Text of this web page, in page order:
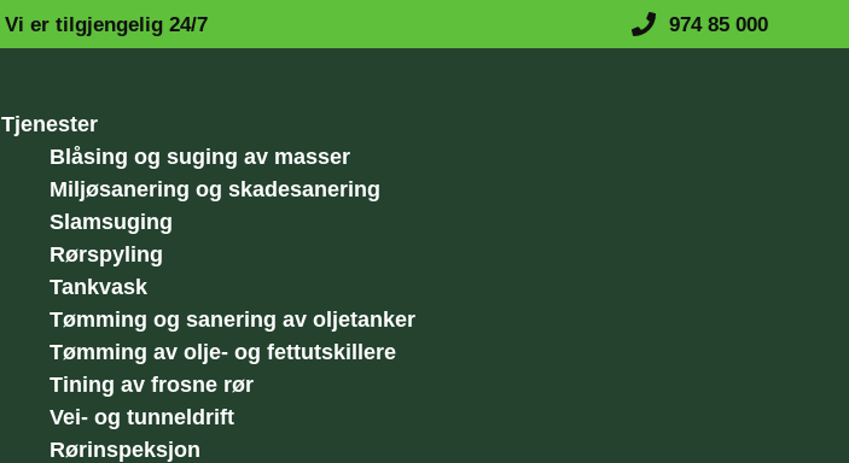
Vi er tilgjengelig 24/7 974 85 000
Tjenester
Blåsing og suging av masser
Miljøsanering og skadesanering
Slamsuging
Rørspyling
Tankvask
Tømming og sanering av oljetanker
Tømming av olje- og fettutskillere
Tining av frosne rør
Vei- og tunneldrift
Rørinspeksjon